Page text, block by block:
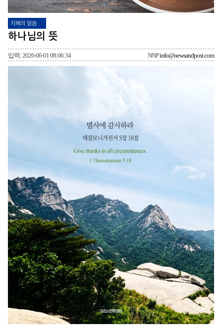
지혜의 말씀
하나님의 뜻
입력: 2026-06-01 08:06:34 NNPinfo@newsandpost.com